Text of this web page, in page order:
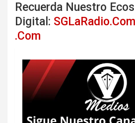
Recuerda Nuestro
Digital: SGLaRadio.Com
.Com